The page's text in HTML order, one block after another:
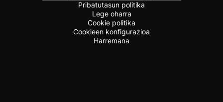
Pribatutasun politika
Lege oharra
Cookie politika
Cookieen konfigurazioa
Harremana